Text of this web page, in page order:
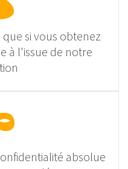
si vous obtenez
à l'issue de notre
absolue